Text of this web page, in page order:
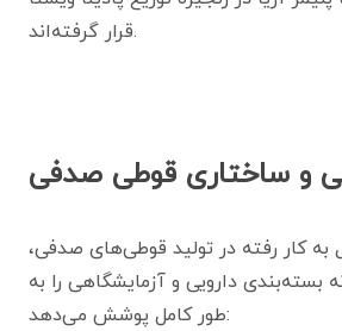
قرار گرفته‌اند.
و ساختاری قوطی صدفی
به کار رفته در تولید قوطی‌های صدفی،
بسته‌بندی دارویی و آزمایشگاهی را به
طور کامل پوشش می‌دهد: